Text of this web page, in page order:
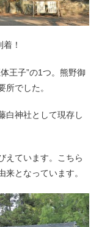
！
王子”の1つ。熊野御
でした。
白神社として現存し
えています。こちら
となっています。